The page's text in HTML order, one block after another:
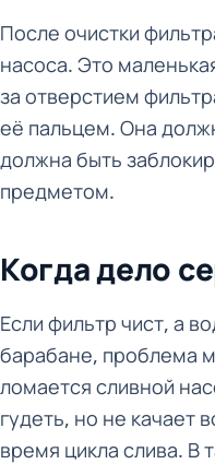
После очистки
насоса. Это
за отверстием
её пальцем. Она
должна быть
предметом.
Когда дело
Если фильтр чист, а
барабане, проблема
ломается сливной
гудеть, но не качает
время цикла слива. В